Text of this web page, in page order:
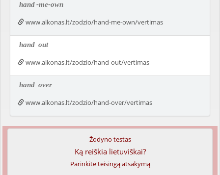
hand-me-own
www.alkonas.lt/zodzio/hand-me-own/vertimas
hand out
www.alkonas.lt/zodzio/hand-out/vertimas
hand over
www.alkonas.lt/zodzio/hand-over/vertimas
Žodyno testas
Ką reiškia lietuviškai?
Parinkite teisingą atsakymą